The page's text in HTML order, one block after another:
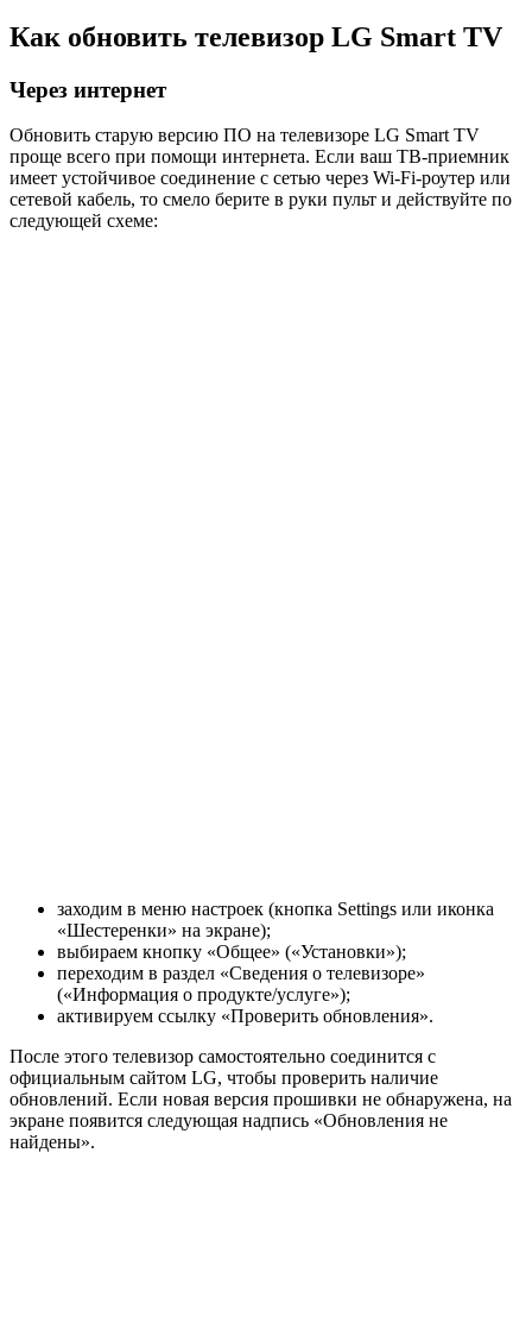
Как обновить телевизор LG Smart TV
Через интернет
Обновить старую версию ПО на телевизоре LG Smart TV
проще всего при помощи интернета. Если ваш ТВ-приемник
имеет устойчивое соединение с сетью через Wi-Fi-роутер или
сетевой кабель, то смело берите в руки пульт и действуйте по
следующей схеме:
заходим в меню настроек (кнопка Settings или иконка
«Шестеренки» на экране);
выбираем кнопку «Общее» («Установки»);
переходим в раздел «Сведения о телевизоре»
(«Информация о продукте/услуге»);
активируем ссылку «Проверить обновления».
После этого телевизор самостоятельно соединится с
официальным сайтом LG, чтобы проверить наличие
обновлений. Если новая версия прошивки не обнаружена, на
экране появится следующая надпись «Обновления не
найдены».